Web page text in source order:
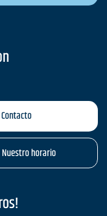
Contacto
Nuestro horario